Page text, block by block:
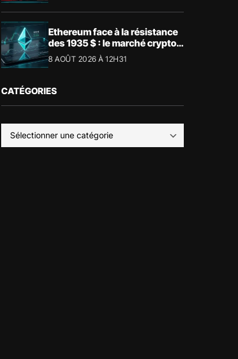
Ethereum face à la résistance
des 1935 $ : le marché crypto
retient son souffle
8 AOÛT 2026 À 12H31
CATÉGORIES